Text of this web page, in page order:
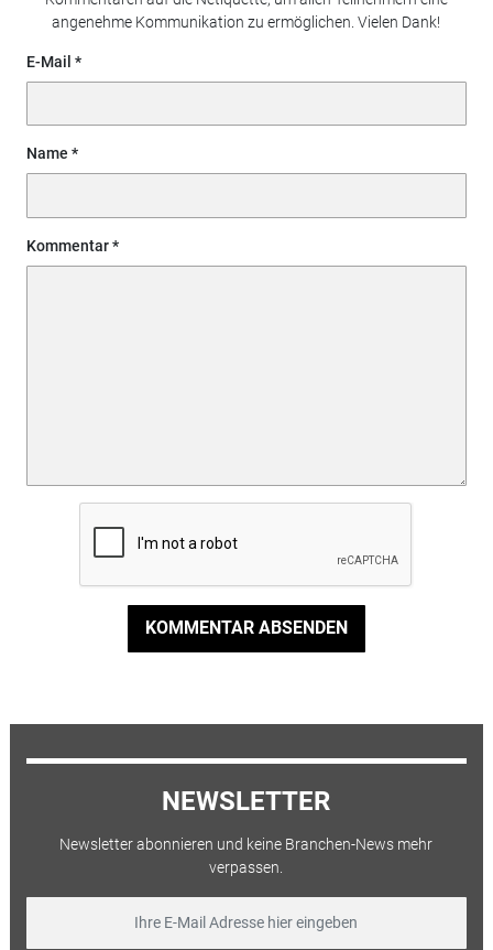
angenehme Kommunikation zu ermöglichen. Vielen Dank!
E-Mail
Name
Kommentar
KOMMENTAR ABSENDEN
NEWSLETTER
Newsletter abonnieren und keine Branchen-News mehr
verpassen.